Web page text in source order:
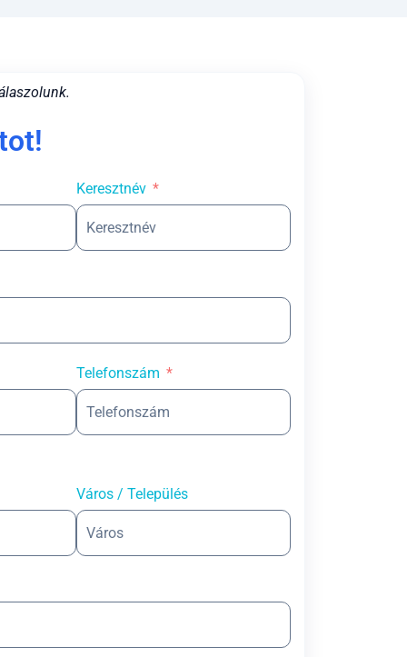
Keresztnév
Telefonszám
Város / Település